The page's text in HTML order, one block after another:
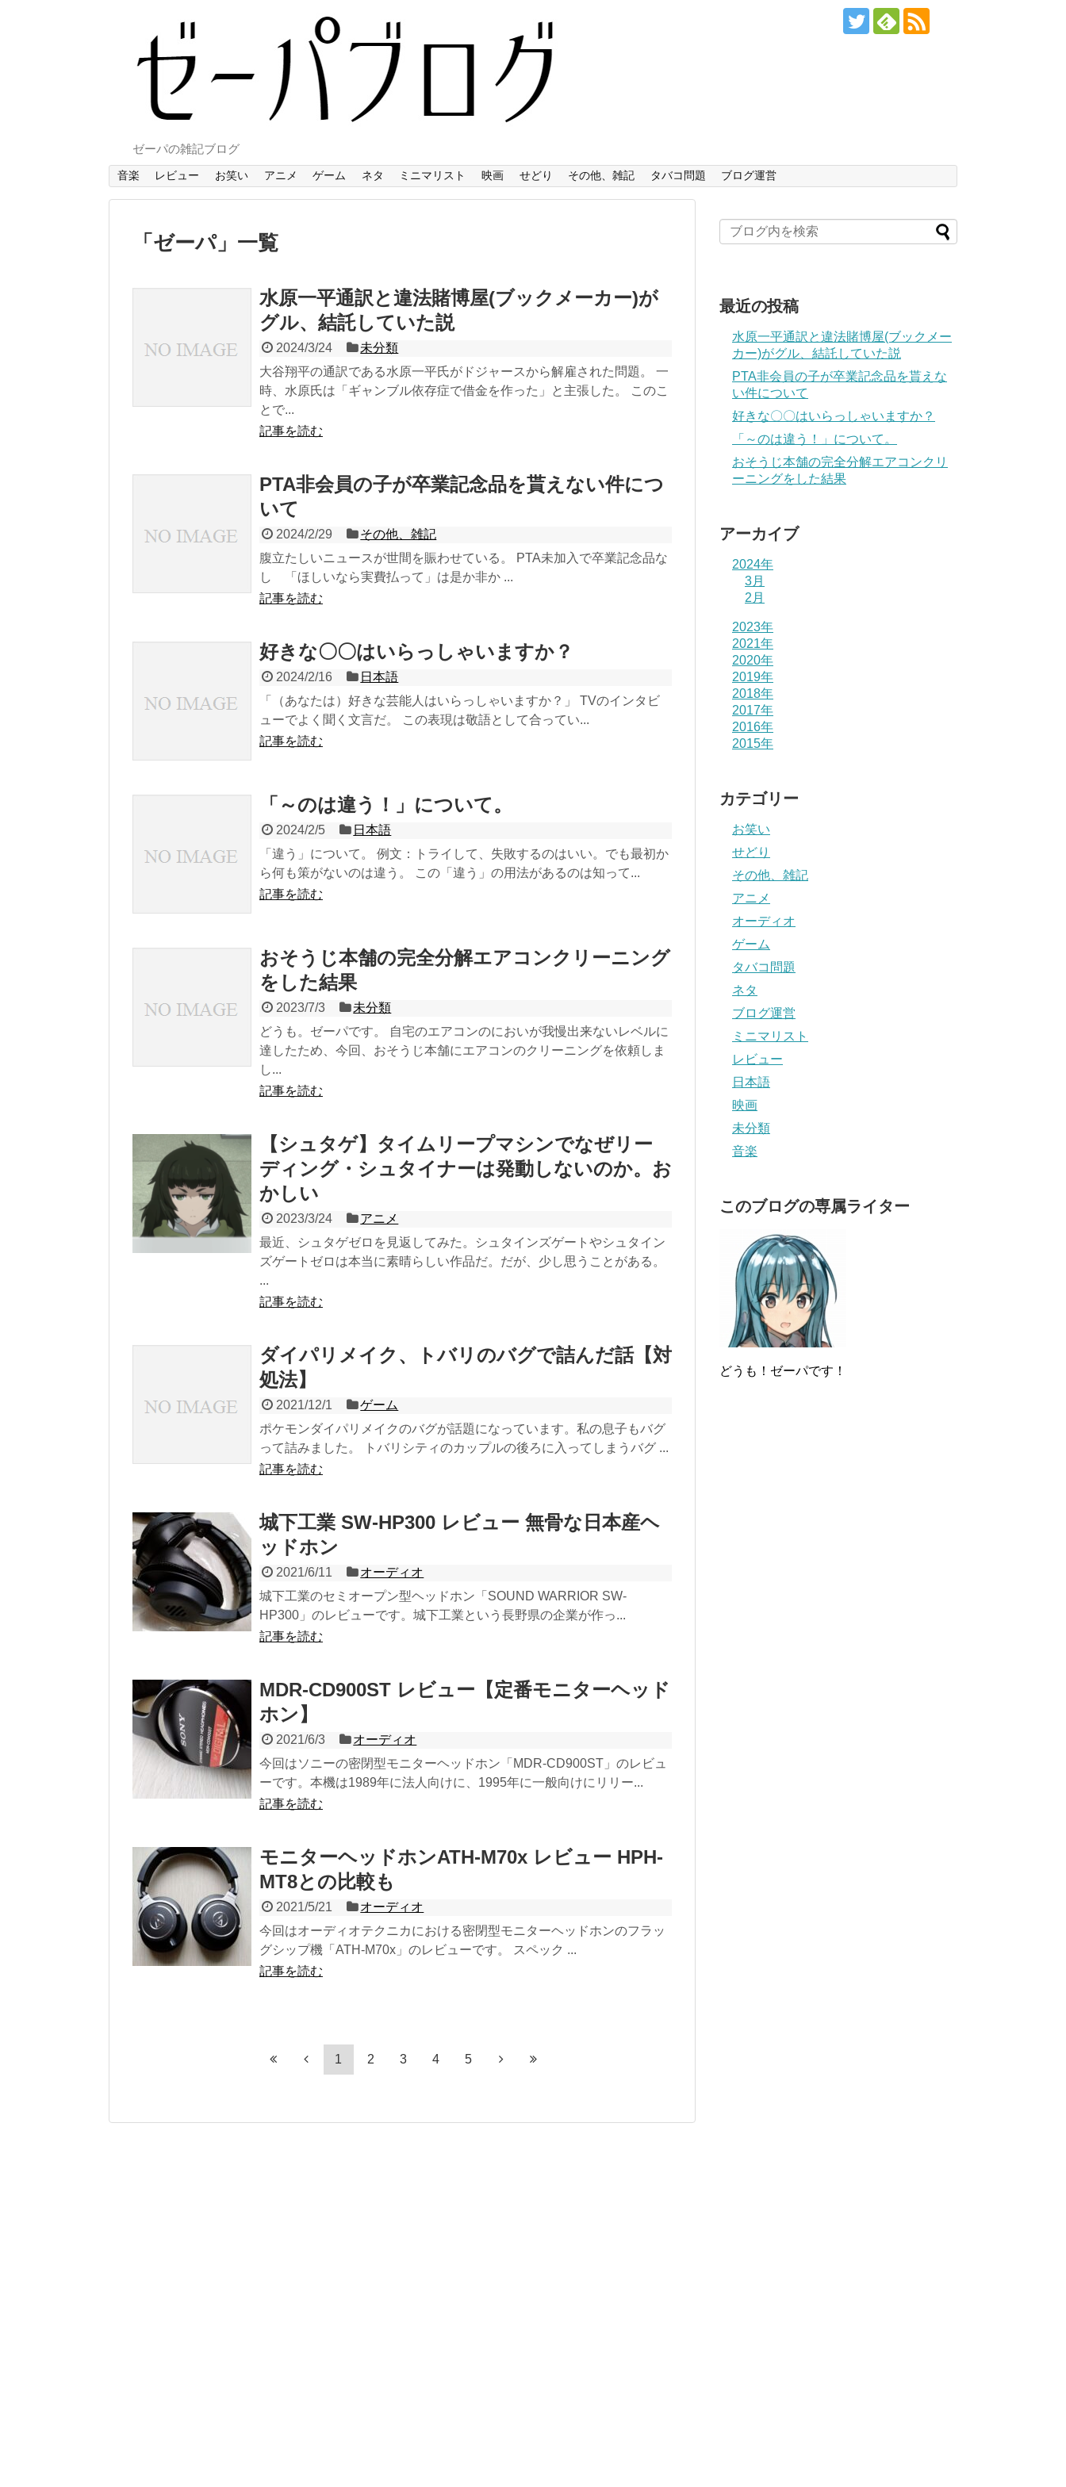
ゼーパの雑記ブログ
音楽 レビュー お笑い アニメ ゲーム ネタ ミニマリスト 映画 せどり その他、雑記 タバコ問題 ブログ運営
「 ゼーパ」 一覧
水原一平通訳と違法賭博屋(ブックメーカー)が
グル、結託していた説
2024/3/24
未分類
大谷翔平の通訳である水原一平氏がドジャースから解雇された問題。 一
時、水原氏は「ギャンブル依存症で借金を作った」と主張した。 このこ
とで...
記事を読む
PTA非会員の子が卒業記念品を貰えない件につ
いて
2024/2/29
その他、雑記
腹立たしいニュースが世間を賑わせている。 PTA未加入で卒業記念品な
し 「ほしいなら実費払って」は是か非か ...
記事を読む
好きな〇〇はいらっしゃいますか？
2024/2/16
日本語
「（あなたは）好きな芸能人はいらっしゃいますか？」 TVのインタビ
ューでよく聞く文言だ。 この表現は敬語として合ってい...
記事を読む
「～のは違う！」について。
2024/2/5
日本語
「違う」について。 例文：トライして、失敗するのはいい。でも最初か
ら何も策がないのは違う。 この「違う」の用法があるのは知って...
記事を読む
おそうじ本舗の完全分解エアコンクリーニング
をした結果
2023/7/3
未分類
どうも。ゼーパです。 自宅のエアコンのにおいが我慢出来ないレベルに
達したため、今回、おそうじ本舗にエアコンのクリーニングを依頼しま
し...
記事を読む
【シュタゲ】タイムリープマシンでなぜリー
ディング・シュタイナーは発動しないのか。お
かしい
2023/3/24
アニメ
最近、シュタゲゼロを見返してみた。シュタインズゲートやシュタイン
ズゲートゼロは本当に素晴らしい作品だ。だが、少し思うことがある。
...
記事を読む
ダイパリメイク、トバリのバグで詰んだ話【対
処法】
2021/12/1
ゲーム
ポケモンダイパリメイクのバグが話題になっています。私の息子もバグ
って詰みました。 トバリシティのカップルの後ろに入ってしまうバグ ...
記事を読む
城下工業 SW-HP300 レビュー 無骨な日本産ヘ
ッドホン
2021/6/11
オーディオ
城下工業のセミオープン型ヘッドホン「SOUND WARRIOR SW-
HP300」のレビューです。城下工業という長野県の企業が作っ...
記事を読む
MDR-CD900ST レビュー【定番モニターヘッド
ホン】
2021/6/3
オーディオ
今回はソニーの密閉型モニターヘッドホン「MDR-CD900ST」のレビュ
ーです。本機は1989年に法人向けに、1995年に一般向けにリリー...
記事を読む
モニターヘッドホンATH-M70x レビュー HPH-
MT8との比較も
2021/5/21
オーディオ
今回はオーディオテクニカにおける密閉型モニターヘッドホンのフラッ
グシップ機「ATH-M70x」のレビューです。 スペック ...
記事を読む
1 2 3 4 5
最近の投稿
水原一平通訳と違法賭博屋(ブックメー
カー)がグル、結託していた説
PTA非会員の子が卒業記念品を貰えな
い件について
好きな〇〇はいらっしゃいますか？
「～のは違う！」について。
おそうじ本舗の完全分解エアコンクリ
ーニングをした結果
アーカイブ
2024年
3月
2月
2023年
2021年
2020年
2019年
2018年
2017年
2016年
2015年
カテゴリー
お笑い
せどり
その他、雑記
アニメ
オーディオ
ゲーム
タバコ問題
ネタ
ブログ運営
ミニマリスト
レビュー
日本語
映画
未分類
音楽
このブログの専属ライター
どうも！ゼーパです！